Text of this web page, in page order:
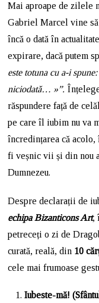
Mai aproape de zilele
Gabriel Marcel vine să
încă o dată în
expirare, dacă putem
este totuna cu a-i
niciodată… »”.
răspundere față de
pe care îl iubim nu va
încredințarea că
fi veșnic vii și din nou
Dumnezeu.
Despre declarații de
echipa Bizanticons Art,
petreceți o zi de
curată, reală, din 10
cele mai frumoase
Iubeste-mă!